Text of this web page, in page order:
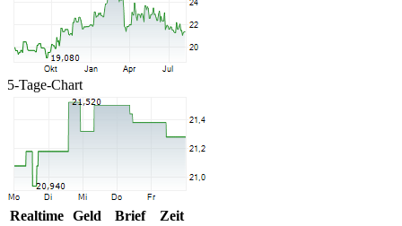
5-Tage-Chart
Realtime Geld Brief
Zeit